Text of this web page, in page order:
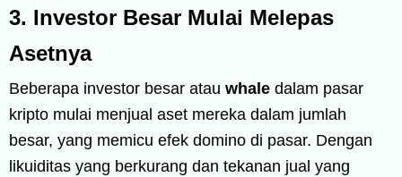
3. Investor Besar Mulai Melepas
Asetnya
Beberapa investor besar atau whale dalam pasar
kripto mulai menjual aset mereka dalam jumlah
besar, yang memicu efek domino di pasar. Dengan
likuiditas yang berkurang dan tekanan jual yang